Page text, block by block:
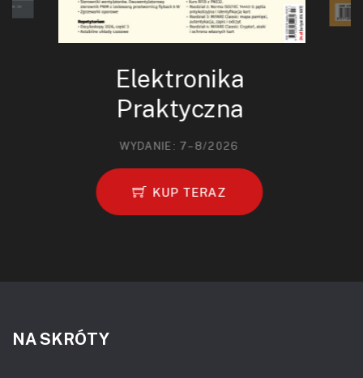
Elektronika
Praktyczna
WYDANIE: 7–8/2026
KUP TERAZ
NA SKRÓTY